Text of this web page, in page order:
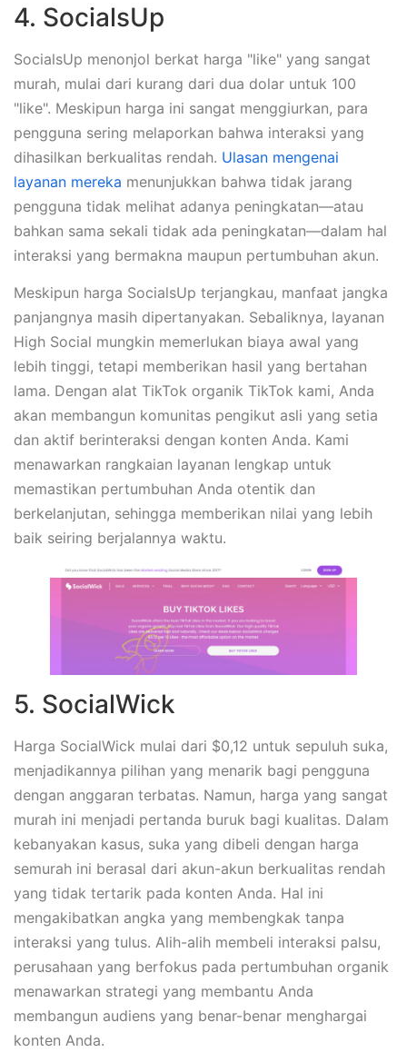
4. SocialsUp
SocialsUp menonjol berkat harga "like" yang sangat
murah, mulai dari kurang dari dua dolar untuk 100
"like". Meskipun harga ini sangat menggiurkan, para
pengguna sering melaporkan bahwa interaksi yang
dihasilkan berkualitas rendah. Ulasan mengenai
layanan mereka menunjukkan bahwa tidak jarang
pengguna tidak melihat adanya peningkatan—atau
bahkan sama sekali tidak ada peningkatan—dalam hal
interaksi yang bermakna maupun pertumbuhan akun.
Meskipun harga SocialsUp terjangkau, manfaat jangka
panjangnya masih dipertanyakan. Sebaliknya, layanan
High Social mungkin memerlukan biaya awal yang
lebih tinggi, tetapi memberikan hasil yang bertahan
lama. Dengan alat TikTok organik TikTok kami, Anda
akan membangun komunitas pengikut asli yang setia
dan aktif berinteraksi dengan konten Anda. Kami
menawarkan rangkaian layanan lengkap untuk
memastikan pertumbuhan Anda otentik dan
berkelanjutan, sehingga memberikan nilai yang lebih
baik seiring berjalannya waktu.
5. SocialWick
Harga SocialWick mulai dari $0,12 untuk sepuluh suka,
menjadikannya pilihan yang menarik bagi pengguna
dengan anggaran terbatas. Namun, harga yang sangat
murah ini menjadi pertanda buruk bagi kualitas. Dalam
kebanyakan kasus, suka yang dibeli dengan harga
semurah ini berasal dari akun-akun berkualitas rendah
yang tidak tertarik pada konten Anda. Hal ini
mengakibatkan angka yang membengkak tanpa
interaksi yang tulus. Alih-alih membeli interaksi palsu,
perusahaan yang berfokus pada pertumbuhan organik
menawarkan strategi yang membantu Anda
membangun audiens yang benar-benar menghargai
konten Anda.